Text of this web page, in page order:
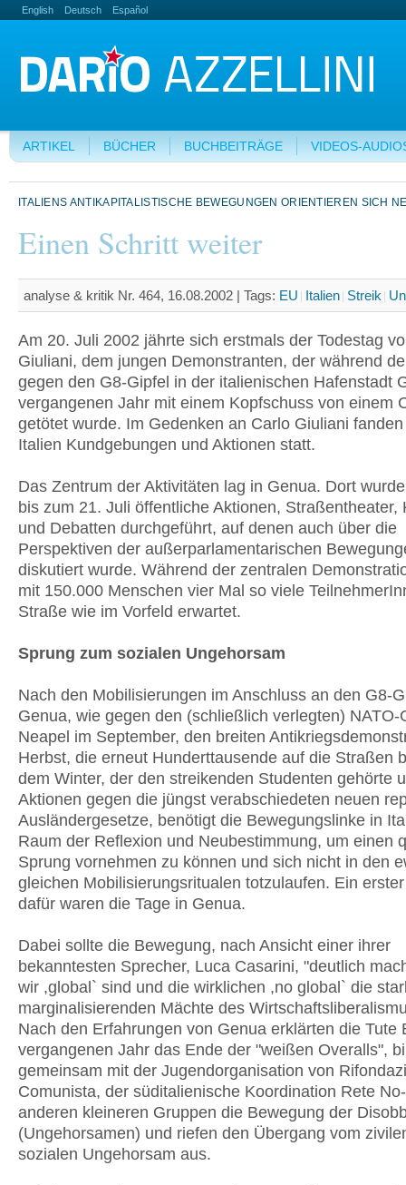
English Deutsch Español
ARTIKEL BÜCHER BUCHBEITRÄGE VIDEOS-
ITALIENS ANTIKAPITALISTISCHE BEWEGUNGEN ORIENTIEREN SICH
Einen Schritt weiter
analyse & kritik Nr. 464, 16.08.2002 | Tags: EU Italien Streik
Am 20. Juli 2002 jährte sich erstmals der Todestag
Giuliani, dem jungen Demonstranten, der während
gegen den G8-Gipfel in der italienischen Hafenstadt
vergangenen Jahr mit einem Kopfschuss von einem
getötet wurde. Im Gedenken an Carlo Giuliani
Italien Kundgebungen und Aktionen statt.
Das Zentrum der Aktivitäten lag in Genua. Dort
bis zum 21. Juli öffentliche Aktionen, Straßentheater,
und Debatten durchgeführt, auf denen auch über die
Perspektiven der außerparlamentarischen
diskutiert wurde. Während der zentralen
mit 150.000 Menschen vier Mal so viele
Straße wie im Vorfeld erwartet.
Sprung zum sozialen Ungehorsam
Nach den Mobilisierungen im Anschluss an den G8-
Genua, wie gegen den (schließlich verlegten) NATO-
Neapel im September, den breiten
Herbst, die erneut Hunderttausende auf die Straßen
dem Winter, der den streikenden Studenten gehörte
Aktionen gegen die jüngst verabschiedeten neuen
Ausländergesetze, benötigt die Bewegungslinke in
Raum der Reflexion und Neubestimmung, um einen
Sprung vornehmen zu können und sich nicht in den
gleichen Mobilisierungsritualen totzulaufen. Ein
dafür waren die Tage in Genua.
Dabei sollte die Bewegung, nach Ansicht einer ihrer
bekanntesten Sprecher, Luca Casarini, "deutlich
wir ,global` sind und die wirklichen ,no global` die
marginalisierenden Mächte des
Nach den Erfahrungen von Genua erklärten die Tute
vergangenen Jahr das Ende der "weißen Overalls",
gemeinsam mit der Jugendorganisation von
Comunista, der süditalienische Koordination Rete
anderen kleineren Gruppen die Bewegung der
(Ungehorsamen) und riefen den Übergang vom
sozialen Ungehorsam aus.